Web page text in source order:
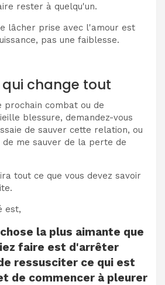
rester à quelqu'un.
lâcher prise avec l'amour est
pas une faiblesse.
qui change tout
prochain combat ou de
blessure, demandez-vous
de sauver cette relation, ou
de me sauver de la perte de
tout ce que vous devez savoir
est,
la plus aimante que
faire est d'arrêter
ressusciter ce qui est
de commencer à pleurer